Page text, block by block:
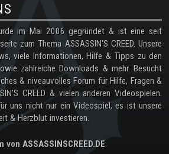
im Mai 2006 gegründet & ist eine seit
zum Thema ASSASSIN'S CREED. Unsere
viele Informationen, Hilfe & Tipps zu den
zahlreiche Downloads & mehr. Besucht
& niveauvolles Forum für Hilfe, Fragen &
CREED & vielen anderen Videospielen.
uns nicht nur ein Videospiel, es ist unsere
& Herzblut investieren.
ASSASSINSCREED.DE